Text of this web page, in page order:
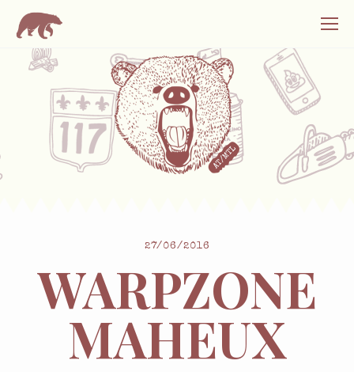
27/06/2016
WARPZONE
MAHEUX